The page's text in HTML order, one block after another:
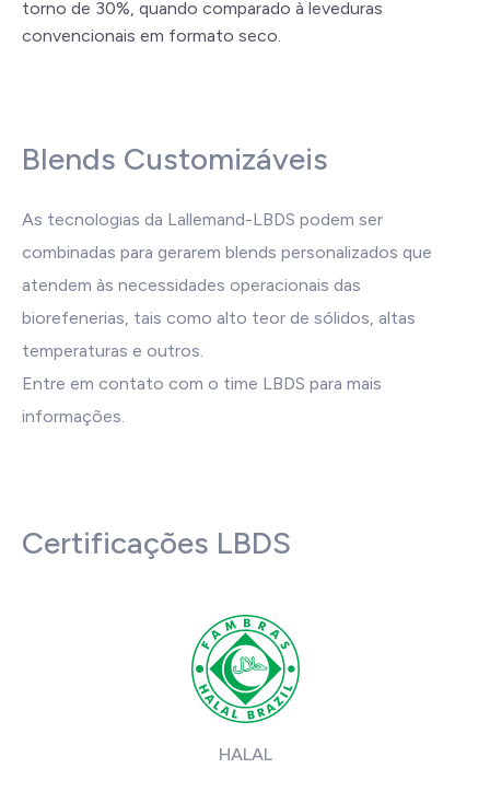
torno de 30%, quando comparado à leveduras
convencionais em formato seco.
Blends Customizáveis
As tecnologias da Lallemand-LBDS podem ser
combinadas para gerarem blends personalizados que
atendem às necessidades operacionais das
biorefenerias, tais como alto teor de sólidos, altas
temperaturas e outros.
Entre em contato com o time LBDS para mais
informações.
Certificações LBDS
HALAL